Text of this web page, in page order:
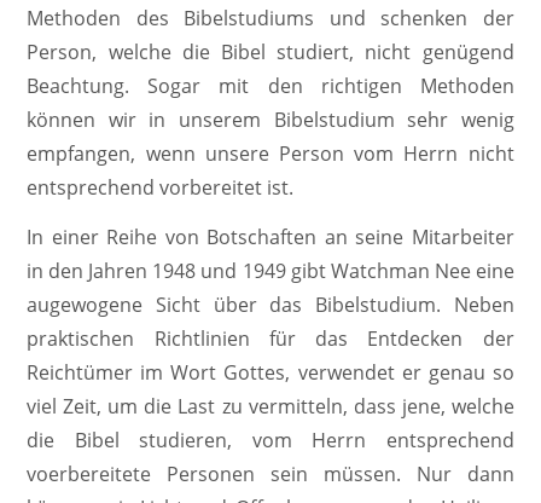
Methoden des Bibelstudiums und schenken der
Person, welche die Bibel studiert, nicht genügend
Beachtung. Sogar mit den richtigen Methoden
können wir in unserem Bibelstudium sehr wenig
empfangen, wenn unsere Person vom Herrn nicht
entsprechend vorbereitet ist.
In einer Reihe von Botschaften an seine Mitarbeiter
in den Jahren 1948 und 1949 gibt Watchman Nee eine
augewogene Sicht über das Bibelstudium. Neben
praktischen Richtlinien für das Entdecken der
Reichtümer im Wort Gottes, verwendet er genau so
viel Zeit, um die Last zu vermitteln, dass jene, welche
die Bibel studieren, vom Herrn entsprechend
voerbereitete Personen sein müssen. Nur dann